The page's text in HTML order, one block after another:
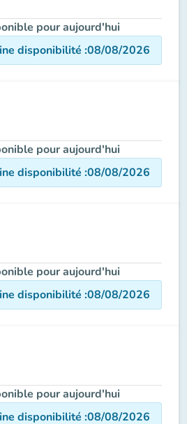
pour aujourd'hui
disponibilité :08/08/2026
pour aujourd'hui
disponibilité :08/08/2026
pour aujourd'hui
disponibilité :08/08/2026
pour aujourd'hui
disponibilité :08/08/2026